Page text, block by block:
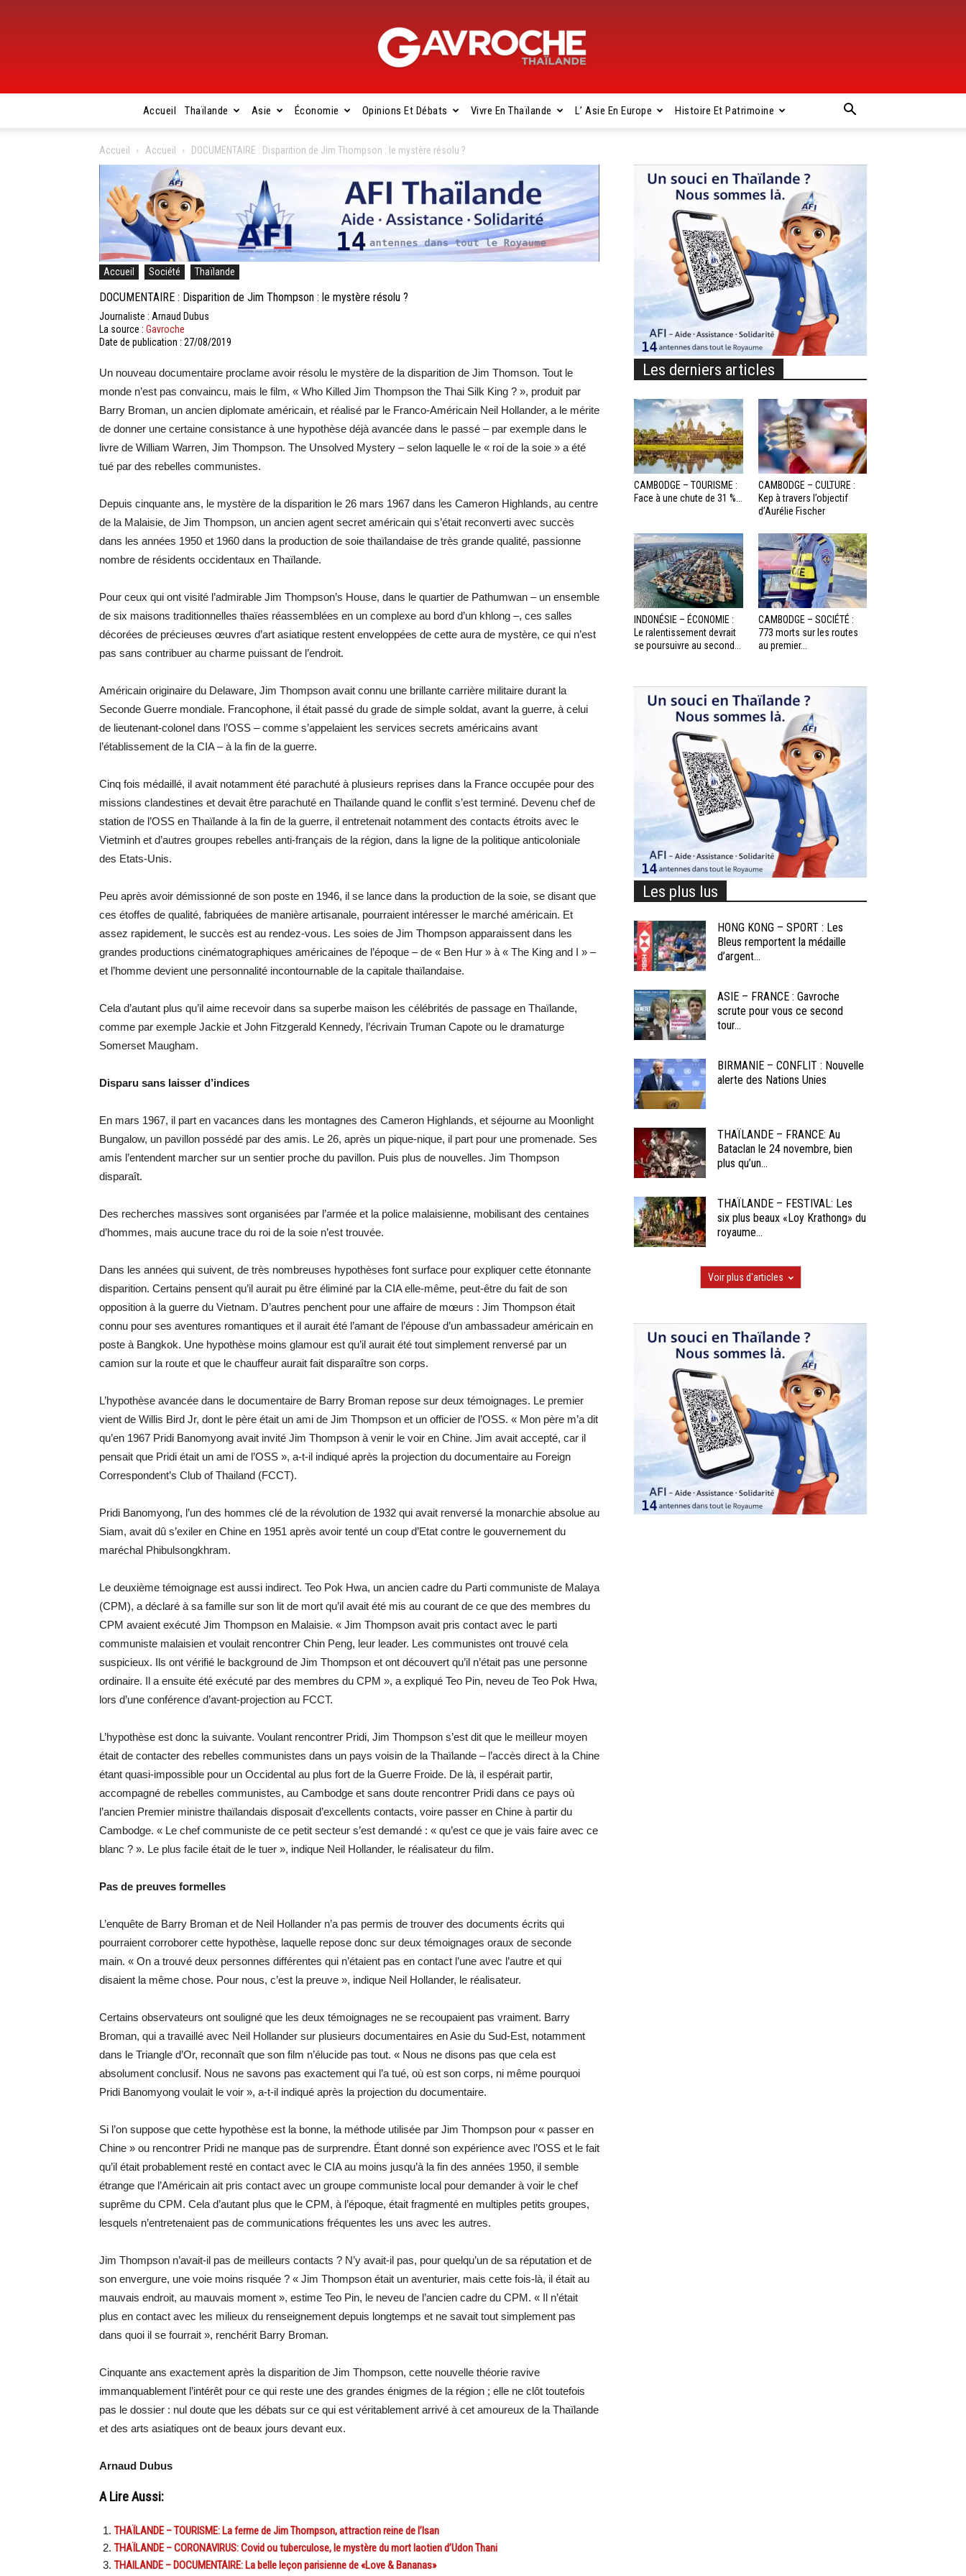
Gavroche
Thaïlande
Accueil Thaïlande Asie Économie Opinions Et Débats Vivre En Thaïlande L’ Asie En Europe Histoire Et Patrimoine
Accueil Accueil DOCUMENTAIRE : Disparition de Jim Thompson : le mystère résolu ?
Accueil Société Thaïlande
DOCUMENTAIRE : Disparition de Jim Thompson : le mystère résolu ?
Journaliste : Arnaud Dubus
La source : Gavroche
Date de publication : 27/08/2019
Un nouveau documentaire proclame avoir résolu le mystère de la disparition de Jim Thomson. Tout le
monde n’est pas convaincu, mais le film, « Who Killed Jim Thompson the Thai Silk King ? », produit par
Barry Broman, un ancien diplomate américain, et réalisé par le Franco-Américain Neil Hollander, a le mérite
de donner une certaine consistance à une hypothèse déjà avancée dans le passé – par exemple dans le
livre de William Warren, Jim Thompson. The Unsolved Mystery – selon laquelle le « roi de la soie » a été
tué par des rebelles communistes.
Depuis cinquante ans, le mystère de la disparition le 26 mars 1967 dans les Cameron Highlands, au centre
de la Malaisie, de Jim Thompson, un ancien agent secret américain qui s’était reconverti avec succès
dans les années 1950 et 1960 dans la production de soie thaïlandaise de très grande qualité, passionne
nombre de résidents occidentaux en Thaïlande.
Pour ceux qui ont visité l’admirable Jim Thompson’s House, dans le quartier de Pathumwan – un ensemble
de six maisons traditionnelles thaïes réassemblées en un complexe au bord d’un khlong –, ces salles
décorées de précieuses œuvres d’art asiatique restent enveloppées de cette aura de mystère, ce qui n’est
pas sans contribuer au charme puissant de l’endroit.
Américain originaire du Delaware, Jim Thompson avait connu une brillante carrière militaire durant la
Seconde Guerre mondiale. Francophone, il était passé du grade de simple soldat, avant la guerre, à celui
de lieutenant-colonel dans l’OSS – comme s’appelaient les services secrets américains avant
l’établissement de la CIA – à la fin de la guerre.
Cinq fois médaillé, il avait notamment été parachuté à plusieurs reprises dans la France occupée pour des
missions clandestines et devait être parachuté en Thaïlande quand le conflit s’est terminé. Devenu chef de
station de l’OSS en Thaïlande à la fin de la guerre, il entretenait notamment des contacts étroits avec le
Vietminh et d’autres groupes rebelles anti-français de la région, dans la ligne de la politique anticoloniale
des Etats-Unis.
Peu après avoir démissionné de son poste en 1946, il se lance dans la production de la soie, se disant que
ces étoffes de qualité, fabriquées de manière artisanale, pourraient intéresser le marché américain. Et
assez rapidement, le succès est au rendez-vous. Les soies de Jim Thompson apparaissent dans les
grandes productions cinématographiques américaines de l’époque – de « Ben Hur » à « The King and I » –
et l’homme devient une personnalité incontournable de la capitale thaïlandaise.
Cela d’autant plus qu’il aime recevoir dans sa superbe maison les célébrités de passage en Thaïlande,
comme par exemple Jackie et John Fitzgerald Kennedy, l’écrivain Truman Capote ou le dramaturge
Somerset Maugham.
Disparu sans laisser d’indices
En mars 1967, il part en vacances dans les montagnes des Cameron Highlands, et séjourne au Moonlight
Bungalow, un pavillon possédé par des amis. Le 26, après un pique-nique, il part pour une promenade. Ses
amis l’entendent marcher sur un sentier proche du pavillon. Puis plus de nouvelles. Jim Thompson
disparaît.
Des recherches massives sont organisées par l’armée et la police malaisienne, mobilisant des centaines
d’hommes, mais aucune trace du roi de la soie n’est trouvée.
Dans les années qui suivent, de très nombreuses hypothèses font surface pour expliquer cette étonnante
disparition. Certains pensent qu’il aurait pu être éliminé par la CIA elle-même, peut-être du fait de son
opposition à la guerre du Vietnam. D’autres penchent pour une affaire de mœurs : Jim Thompson était
connu pour ses aventures romantiques et il aurait été l’amant de l’épouse d’un ambassadeur américain en
poste à Bangkok. Une hypothèse moins glamour est qu’il aurait été tout simplement renversé par un
camion sur la route et que le chauffeur aurait fait disparaître son corps.
L’hypothèse avancée dans le documentaire de Barry Broman repose sur deux témoignages. Le premier
vient de Willis Bird Jr, dont le père était un ami de Jim Thompson et un officier de l’OSS. « Mon père m’a dit
qu’en 1967 Pridi Banomyong avait invité Jim Thompson à venir le voir en Chine. Jim avait accepté, car il
pensait que Pridi était un ami de l’OSS », a-t-il indiqué après la projection du documentaire au Foreign
Correspondent’s Club of Thailand (FCCT).
Pridi Banomyong, l’un des hommes clé de la révolution de 1932 qui avait renversé la monarchie absolue au
Siam, avait dû s’exiler en Chine en 1951 après avoir tenté un coup d’Etat contre le gouvernement du
maréchal Phibulsongkhram.
Le deuxième témoignage est aussi indirect. Teo Pok Hwa, un ancien cadre du Parti communiste de Malaya
(CPM), a déclaré à sa famille sur son lit de mort qu’il avait été mis au courant de ce que des membres du
CPM avaient exécuté Jim Thompson en Malaisie. « Jim Thompson avait pris contact avec le parti
communiste malaisien et voulait rencontrer Chin Peng, leur leader. Les communistes ont trouvé cela
suspicieux. Ils ont vérifié le background de Jim Thompson et ont découvert qu’il n’était pas une personne
ordinaire. Il a ensuite été exécuté par des membres du CPM », a expliqué Teo Pin, neveu de Teo Pok Hwa,
lors d’une conférence d’avant-projection au FCCT.
L’hypothèse est donc la suivante. Voulant rencontrer Pridi, Jim Thompson s’est dit que le meilleur moyen
était de contacter des rebelles communistes dans un pays voisin de la Thaïlande – l’accès direct à la Chine
étant quasi-impossible pour un Occidental au plus fort de la Guerre Froide. De là, il espérait partir,
accompagné de rebelles communistes, au Cambodge et sans doute rencontrer Pridi dans ce pays où
l’ancien Premier ministre thaïlandais disposait d’excellents contacts, voire passer en Chine à partir du
Cambodge. « Le chef communiste de ce petit secteur s’est demandé : « qu’est ce que je vais faire avec ce
blanc ? ». Le plus facile était de le tuer », indique Neil Hollander, le réalisateur du film.
Pas de preuves formelles
L’enquête de Barry Broman et de Neil Hollander n’a pas permis de trouver des documents écrits qui
pourraient corroborer cette hypothèse, laquelle repose donc sur deux témoignages oraux de seconde
main. « On a trouvé deux personnes différentes qui n’étaient pas en contact l’une avec l’autre et qui
disaient la même chose. Pour nous, c’est la preuve », indique Neil Hollander, le réalisateur.
Certains observateurs ont souligné que les deux témoignages ne se recoupaient pas vraiment. Barry
Broman, qui a travaillé avec Neil Hollander sur plusieurs documentaires en Asie du Sud-Est, notamment
dans le Triangle d’Or, reconnaît que son film n’élucide pas tout. « Nous ne disons pas que cela est
absolument conclusif. Nous ne savons pas exactement qui l’a tué, où est son corps, ni même pourquoi
Pridi Banomyong voulait le voir », a-t-il indiqué après la projection du documentaire.
Si l’on suppose que cette hypothèse est la bonne, la méthode utilisée par Jim Thompson pour « passer en
Chine » ou rencontrer Pridi ne manque pas de surprendre. Étant donné son expérience avec l’OSS et le fait
qu’il était probablement resté en contact avec le CIA au moins jusqu’à la fin des années 1950, il semble
étrange que l’Américain ait pris contact avec un groupe communiste local pour demander à voir le chef
suprême du CPM. Cela d’autant plus que le CPM, à l’époque, était fragmenté en multiples petits groupes,
lesquels n’entretenaient pas de communications fréquentes les uns avec les autres.
Jim Thompson n’avait-il pas de meilleurs contacts ? N’y avait-il pas, pour quelqu’un de sa réputation et de
son envergure, une voie moins risquée ? « Jim Thompson était un aventurier, mais cette fois-là, il était au
mauvais endroit, au mauvais moment », estime Teo Pin, le neveu de l’ancien cadre du CPM. « Il n’était
plus en contact avec les milieux du renseignement depuis longtemps et ne savait tout simplement pas
dans quoi il se fourrait », renchérit Barry Broman.
Cinquante ans exactement après la disparition de Jim Thompson, cette nouvelle théorie ravive
immanquablement l’intérêt pour ce qui reste une des grandes énigmes de la région ; elle ne clôt toutefois
pas le dossier : nul doute que les débats sur ce qui est véritablement arrivé à cet amoureux de la Thaïlande
et des arts asiatiques ont de beaux jours devant eux.
Arnaud Dubus
A Lire Aussi:
THAÏLANDE – TOURISME: La ferme de Jim Thompson, attraction reine de l’Isan
THAÏLANDE – CORONAVIRUS: Covid ou tuberculose, le mystère du mort laotien d’Udon Thani
THAILANDE – DOCUMENTAIRE: La belle leçon parisienne de «Love & Bananas»
Les derniers articles
CAMBODGE – TOURISME :
Face à une chute de 31 %...
CAMBODGE – CULTURE :
Kep à travers l’objectif
d’Aurélie Fischer
INDONÉSIE – ÉCONOMIE :
Le ralentissement devrait
se poursuivre au second...
CAMBODGE – SOCIÉTÉ :
773 morts sur les routes
au premier...
Les plus lus
HONG KONG – SPORT : Les
Bleus remportent la médaille
d’argent...
ASIE – FRANCE : Gavroche
scrute pour vous ce second
tour...
BIRMANIE – CONFLIT : Nouvelle
alerte des Nations Unies
THAÏLANDE – FRANCE: Au
Bataclan le 24 novembre, bien
plus qu’un...
THAÏLANDE – FESTIVAL: Les
six plus beaux «Loy Krathong» du
royaume...
Voir plus d'articles